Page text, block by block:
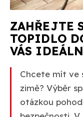
ZAHŘEJTE
TOPIDLO
VÁS
Chcete mít ve
zimě? Výběr
otázkou